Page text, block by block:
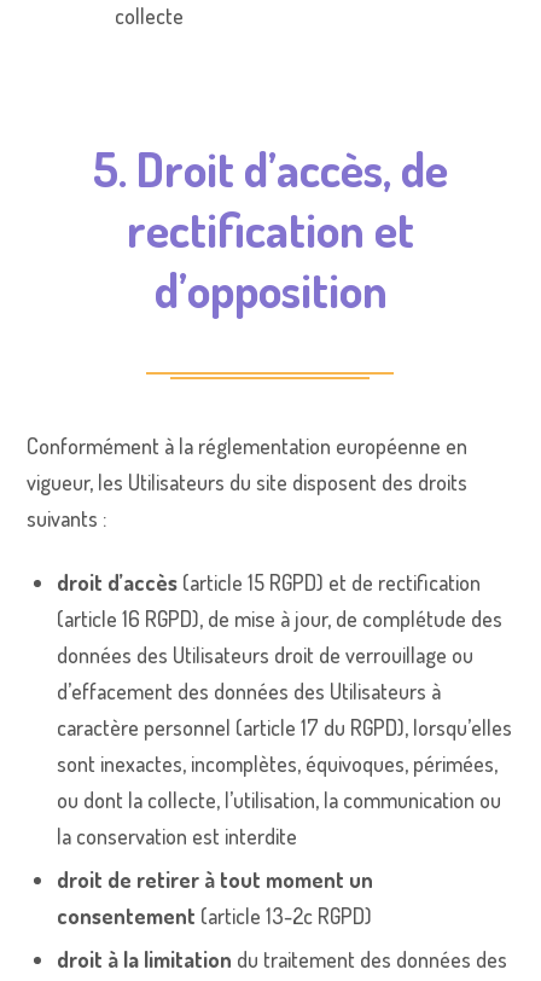
collecte
5. Droit d’accès, de
rectification et
d’opposition
Conformément à la réglementation européenne en
vigueur, les Utilisateurs du site disposent des droits
suivants :
droit d’accès (article 15 RGPD) et de rectification
(article 16 RGPD), de mise à jour, de complétude des
données des Utilisateurs droit de verrouillage ou
d’effacement des données des Utilisateurs à
caractère personnel (article 17 du RGPD), lorsqu’elles
sont inexactes, incomplètes, équivoques, périmées,
ou dont la collecte, l’utilisation, la communication ou
la conservation est interdite
droit de retirer à tout moment un
consentement (article 13-2c RGPD)
droit à la limitation du traitement des données des